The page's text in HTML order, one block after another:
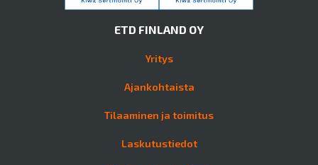
ETD FINLAND OY
Yritys
Ajankohtaista
Tilaaminen ja toimitus
Laskutustiedot